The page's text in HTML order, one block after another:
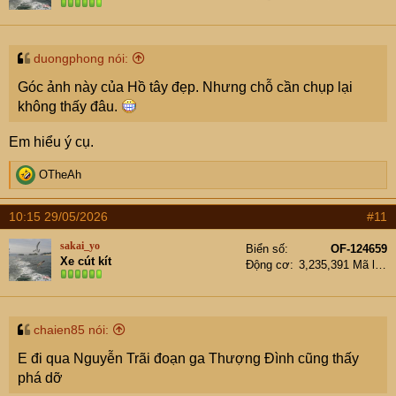
HĐND TP.Hà Nội thông qua danh mục thu hồi đất giai
thị Hồ Tây.
baolamdong.vn
duongphong nói:
Góc ảnh này của Hồ tây đẹp. Nhưng chỗ cần chụp lại
không thấy đâu.
Em hiểu ý cụ.
R
e
a
c
t
i
o
n
s
OTheAh
10:15 29/05/2026 #11
sakai_yo
Xe cút kít
Biển số
OF-124659
Động cơ
3,235,391 Mã lực
chaien85 nói:
E đi qua Nguyễn Trãi đoạn ga Thượng Đình cũng thấy
phá dỡ